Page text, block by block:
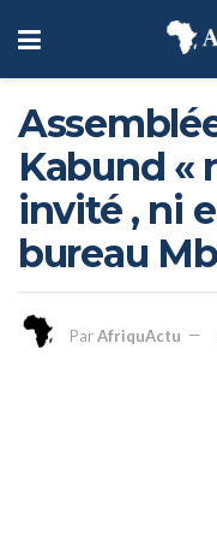
Kabund «
invité , ni
bureau
ParAfriquActu